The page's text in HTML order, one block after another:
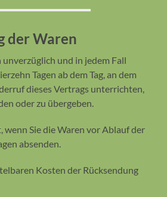
der Waren
unverzüglich und in jedem Fall
Tagen ab dem Tag, an dem
dieses Vertrags unterrichten,
oder zu übergeben.
wenn Sie die Waren vor Ablauf der
absenden.
Kosten der Rücksendung